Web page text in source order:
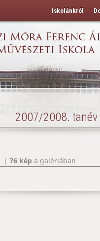
Iskolánkról
2007/2008. tanév
| 76 kép a galériában